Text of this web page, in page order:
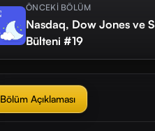
ÖNCEKİ BÖLÜM
Nasdaq, Dow Jones ve
Bülteni #19
Bölüm Açıklaması